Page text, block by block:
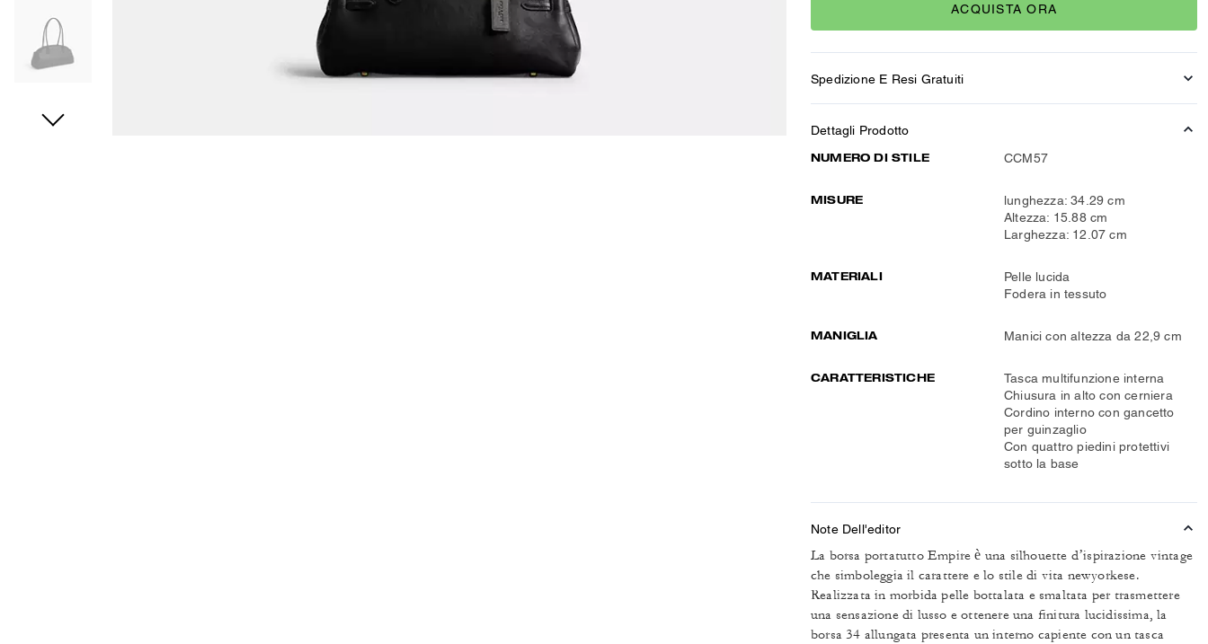
ACQUISTA ORA
Spedizione E Resi Gratuiti
Dettagli Prodotto
NUMERO DI STILE
CCM57
MISURE
lunghezza: 34.29 cm
Altezza: 15.88 cm
Larghezza: 12.07 cm
MATERIALI
Pelle lucida
Fodera in tessuto
MANIGLIA Manici con altezza da 22,9 cm
CARATTERISTICHE
Tasca multifunzione interna
Chiusura in alto con cerniera
Cordino interno con gancetto
per guinzaglio
Con quattro piedini protettivi
sotto la base
Note Dell'editor
La borsa portatutto Empire è una silhouette d’ispirazione vintage
che simboleggia il carattere e lo stile di vita newyorkese.
Realizzata in morbida pelle bottalata e smaltata per trasmettere
una sensazione di lusso e ottenere una finitura lucidissima, la
borsa 34 allungata presenta un interno capiente con un tasca